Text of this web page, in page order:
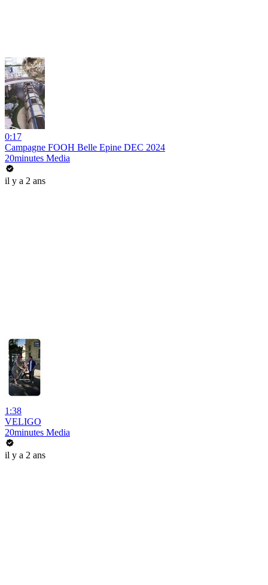
0:17
Campagne FOOH Belle Epine DEC 2024
20minutes Media
il y a 2 ans
1:38
VELIGO
20minutes Media
il y a 2 ans